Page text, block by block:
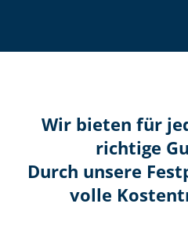
Wir bieten für
richtige
Durch unsere
volle